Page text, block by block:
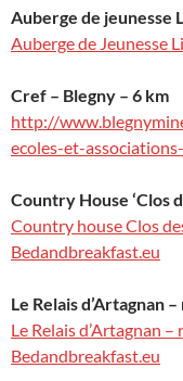
Auberge de jeunesse
Auberge de Jeunesse
Cref – Blegny – 6 km
http://
ecoles-et-
Country House ‘Clos
Country house Clos
Bedandbreakfast.eu
Le Relais d’Artagnan
Le Relais d’Artagnan
Bedandbreakfast.eu